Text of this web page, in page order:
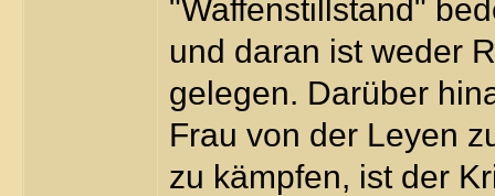
"Waffenstillstand"
und daran ist weder
gelegen. Darüber
Frau von der Leyen
zu kämpfen, ist der